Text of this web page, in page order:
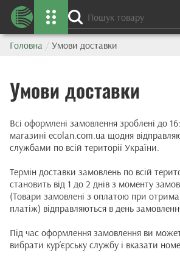
Головна / Умови доставки
Умови доставки
Всі оформлені замовлення зроблені до
магазині ecolan.com.ua щодня
службами по всій території України.
Термін доставки замовлень по всій
становить від 1 до 2 днів з моменту
(Товари замовлені з оплатою при
платіж) відправляються в день
Під час оформлення замовлення ви
вибрати кур’єрську службу і вказати